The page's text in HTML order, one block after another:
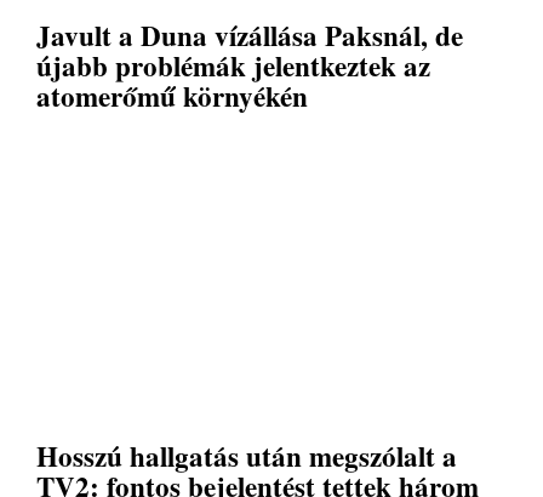
Javult a Duna vízállása Paksnál, de
újabb problémák jelentkeztek az
atomerőmű környékén
Hosszú hallgatás után megszólalt a
TV2: fontos bejelentést tettek három